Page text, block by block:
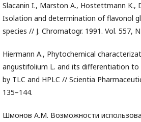
Slacanin I., Marston A., Hostettmann K.,
Isolation and determination of flavonol
species // J. Chromatogr. 1991. Vol. 557,
Hiermann A., Phytochemical
angustifolium L. and its differentiation to
by TLC and HPLC // Scientia
135–144.
Шмонов А.М. Возможности